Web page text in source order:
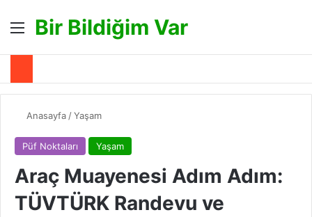
Menü
Bir Bildiğim Var
Anasayfa /Yaşam
Püf Noktaları Yaşam
Araç Muayenesi Adım Adım:
TÜVTÜRK Randevu ve